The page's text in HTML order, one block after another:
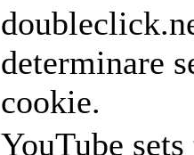
determinare
cookie.
YouTube